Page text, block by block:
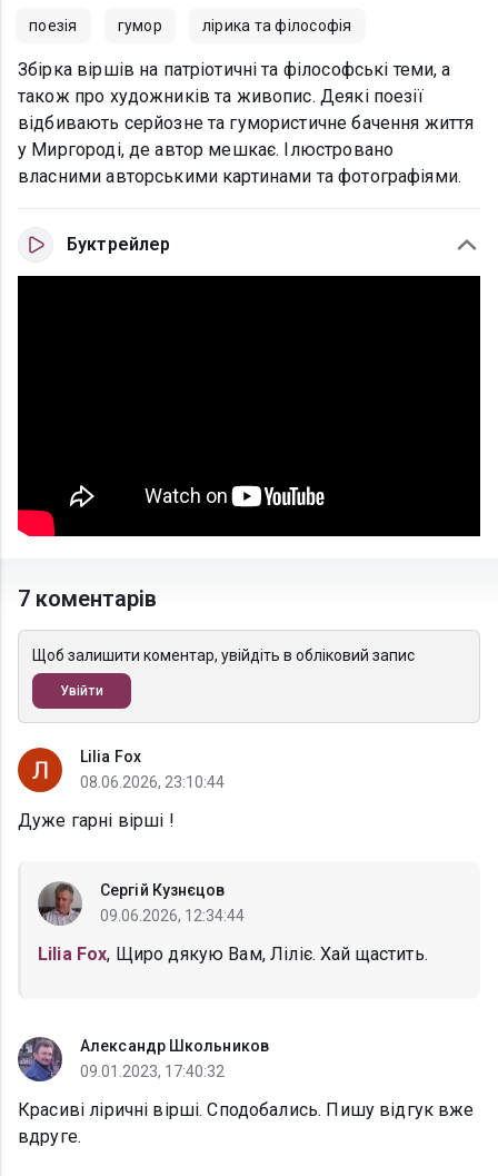
поезія гумор лірика та філософія
Збірка віршів на патріотичні та філософські теми, а
також про художників та живопис. Деякі поезії
відбивають серйозне та гумористичне бачення життя
у Миргороді, де автор мешкає. Ілюстровано
власними авторськими картинами та фотографіями.
Буктрейлер
7 коментарів
Щоб залишити коментар, увійдіть в обліковий запис
Увійти
Lilia Fox
08.06.2026, 23:10:44
Дуже гарні вірші !
Сергій Кузнєцов
09.06.2026, 12:34:44
Lilia Fox, Щиро дякую Вам, Ліліє. Хай щастить.
Александр Школьников
09.01.2023, 17:40:32
Красиві ліричні вірші. Сподобались. Пишу відгук вже
вдруге.